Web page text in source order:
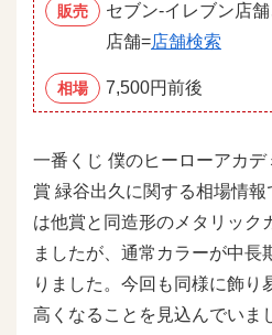
販売
セブン‐イレブン店
店舗=店舗検索
相場 7,500円前後
一番くじ 僕のヒーローアカ
賞 緑谷出久に関する相場情
は他賞と同造形のメタリック
ましたが、通常カラーが中長
りました。今回も同様に飾り
高くなることを見込んでいま